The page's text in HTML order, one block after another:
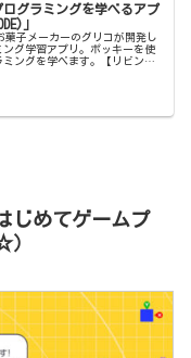
ログラミングを学べるアプ
」
菓子メーカーのグリコが開発し
グ学習アプリ。ポッキーを使
ングを学べます。【リビング
じめてゲームプ